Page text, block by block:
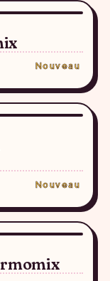
Nouveau
Nouveau